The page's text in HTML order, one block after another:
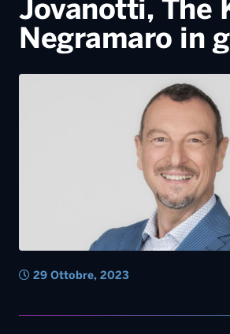
Jovanotti, The
Negramaro in
29 Ottobre, 2023